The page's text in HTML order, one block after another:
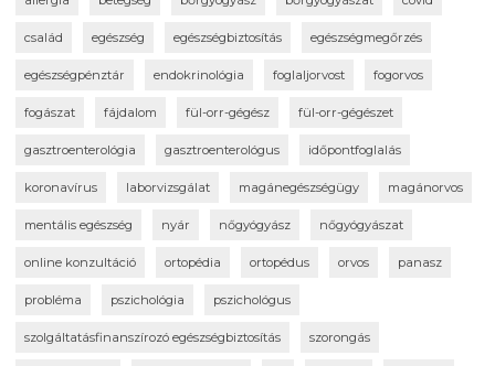
család egészség egészségbiztosítás egészségmegőrzés
egészségpénztár endokrinológia foglaljorvost fogorvos
fogászat fájdalom fül-orr-gégész fül-orr-gégészet
gasztroenterológia gasztroenterológus időpontfoglalás
koronavírus laborvizsgálat magánegészségügy magánorvos
mentális egészség nyár nőgyógyász nőgyógyászat
online konzultáció ortopédia ortopédus orvos panasz
probléma pszichológia pszichológus
szolgáltatásfinanszírozó egészségbiztosítás szorongás